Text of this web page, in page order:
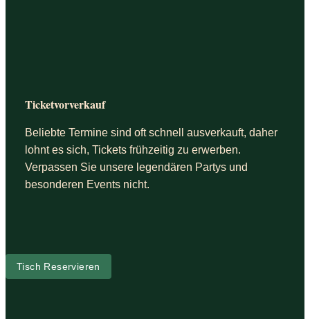
Ticketvorverkauf
Beliebte Termine sind oft schnell ausverkauft, daher
lohnt es sich, Tickets frühzeitig zu erwerben.
Verpassen Sie unsere legendären Partys und
besonderen Events nicht.
Tisch Reservieren